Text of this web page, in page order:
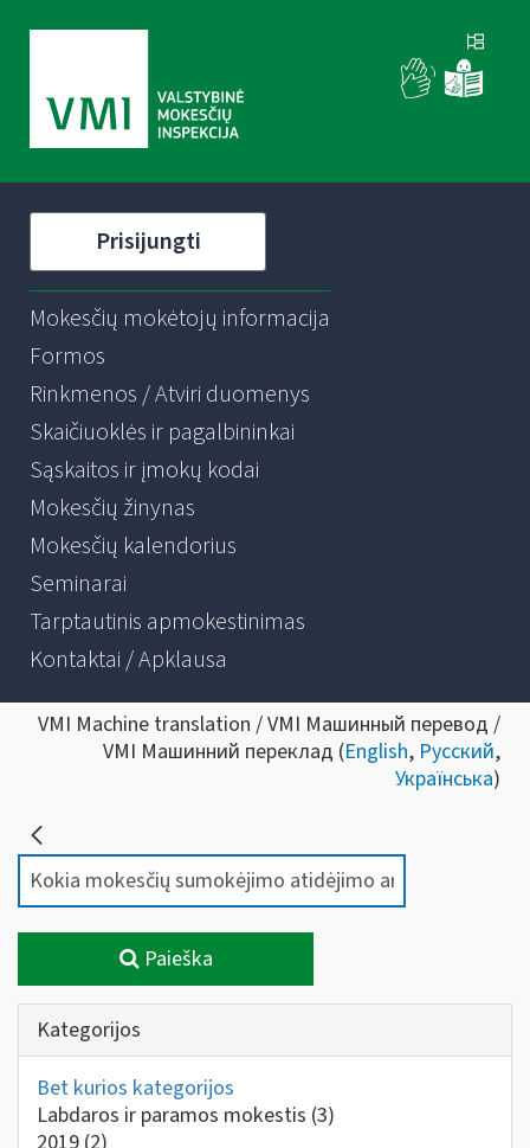
Prisijungti
Mokesčių mokėtojų informacija
Formos
Rinkmenos / Atviri duomenys
Skaičiuoklės ir pagalbininkai
Sąskaitos ir įmokų kodai
Mokesčių žinynas
Mokesčių kalendorius
Seminarai
Tarptautinis apmokestinimas
Kontaktai / Apklausa
VMI Machine translation / VMI Машинный перевод /
VMI Машинний переклад (English, Русский,
Українська)
Paieška
Kategorijos
Bet kurios kategorijos
Labdaros ir paramos mokestis (3)